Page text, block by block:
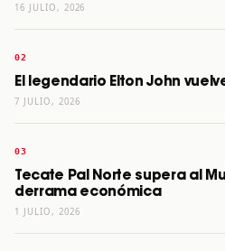
16 JULIO, 2026
El legendario Elton John
7 JULIO, 2026
Tecate Pal Norte supera al
derrama económica
1 JULIO, 2026